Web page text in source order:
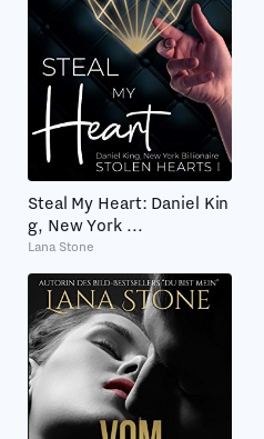
Steal My Heart: Daniel Kin
g, New York ...
Lana Stone